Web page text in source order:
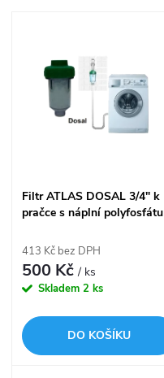
p
o
d
Nejprodávanější
s
p
o
d
Filtr ATLAS DOSAL 3/4" k
pračce s náplní polyfosfátu
413 Kč bez DPH
500 Kč/ ks
Skladem 2 ks
DO KOŠÍKU